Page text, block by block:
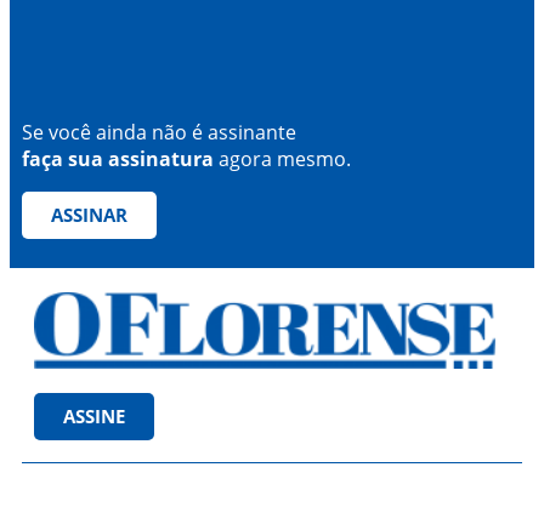
Se você ainda não é assinante
faça sua assinatura agora mesmo.
ASSINAR
ASSINE